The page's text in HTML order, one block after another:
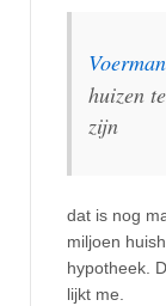
Voerman
huizen
zijn
dat is nog
miljoen
hypotheek.
lijkt me.